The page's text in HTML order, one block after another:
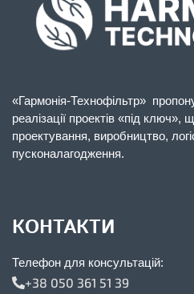
«Гармонія-Технофільтр»
реалізації проектів «під
проектування, виробництво,
пусконалагодження.
КОНТАКТИ
Телефон для консультацій:
+38 050 361 51 39